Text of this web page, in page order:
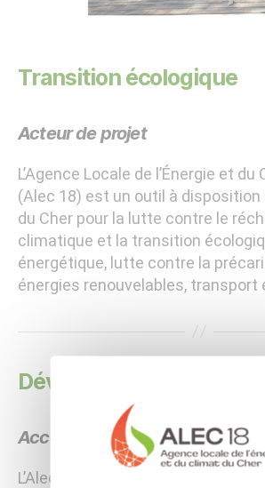
Transition écologique
Acteur de projet
L’Agence Locale de l’Énergie et
(Alec 18) est un outil à
du Cher pour la lutte contre le
climatique et la transition
énergétique, lutte contre la
énergies renouvelables, transport
Développement durable
Accompagnement personnalisé
L’Alec 18 déploie aussi ce service